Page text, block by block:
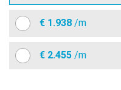
€ 1.938 /m
€ 2.455 /m